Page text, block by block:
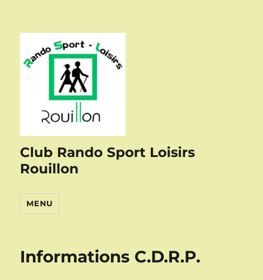
Club Rando Sport Loisirs
Rouillon
MENU
Informations C.D.R.P.